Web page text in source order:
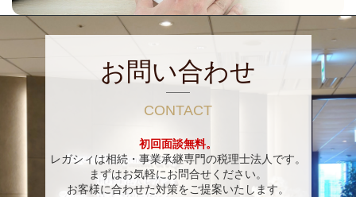
お問い合わせ
CONTACT
初回面談無料。
レガシィは相続・事業承継専門の税理士法人です。
まずはお気軽にお問合せください。
お客様に合わせた対策をご提案いたします。